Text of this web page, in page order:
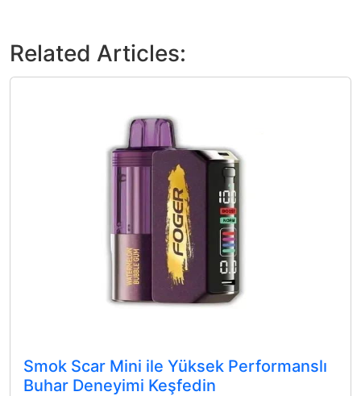
Related Articles:
Smok Scar Mini ile Yüksek Performanslı
Buhar Deneyimi Keşfedin